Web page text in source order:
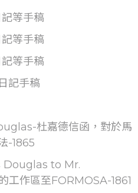
等手稿
等手稿
等手稿
記手稿
杜嘉德信函，對於馬
-1865
to Mr.
作區至FORMOSA-1861